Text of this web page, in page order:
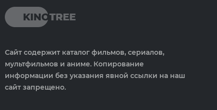
Сайт содержит каталог фильмов, сериалов,
мультфильмов и аниме. Копирование
информации без указания явной ссылки на наш
сайт запрещено.